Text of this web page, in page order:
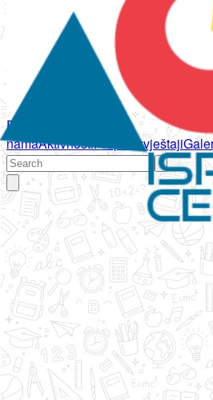
Početna
namaAktivnostiPropisi Izvještaji